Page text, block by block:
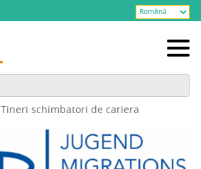
Tineri schim­ba­tori de cariera